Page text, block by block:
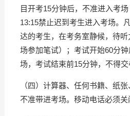
目开考15分钟后，不准进入考
13:15禁止迟到考生进入考场。
达的考生，在考务室静候，待
场参加笔试）；考试开始60分
场，考试结束前15分钟，不得交
（四）计算器、任何书籍、纸
不准带进考场。移动电话必须关